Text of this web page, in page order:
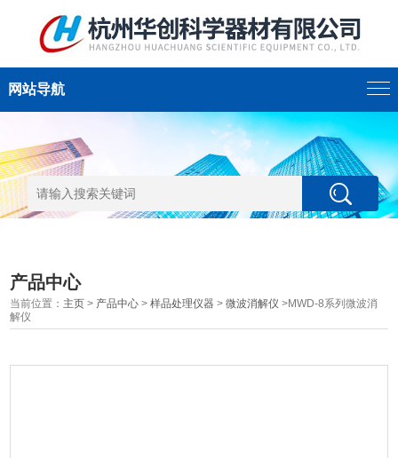
网站导航
产品中心
当前位置： 主页 > 产品中心 >样品处理仪器 >微波消解仪 >MWD-8系列微波消
解仪